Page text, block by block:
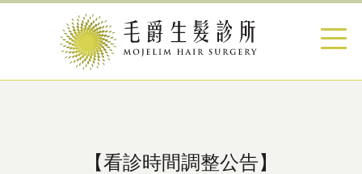
【看診時間調整公告】